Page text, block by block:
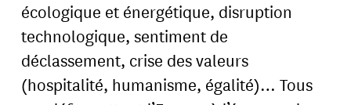
écologique et énergétique, disruption
technologique, sentiment de
déclassement, crise des valeurs
(hospitalité, humanisme, égalité)… Tous